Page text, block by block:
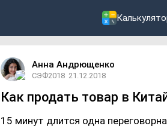
Анна Андрющенко
СЭФ2018 21.12.2018
Как продать товар в
15 минут длится одна